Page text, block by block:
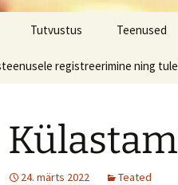
Tutvustus Teenused
registreerimine ning
24. märts 2022 Teated